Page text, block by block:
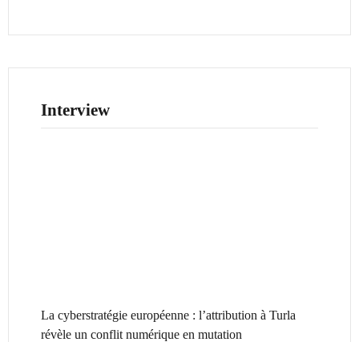
Interview
La cyberstratégie européenne : l’attribution à Turla
révèle un conflit numérique en mutation